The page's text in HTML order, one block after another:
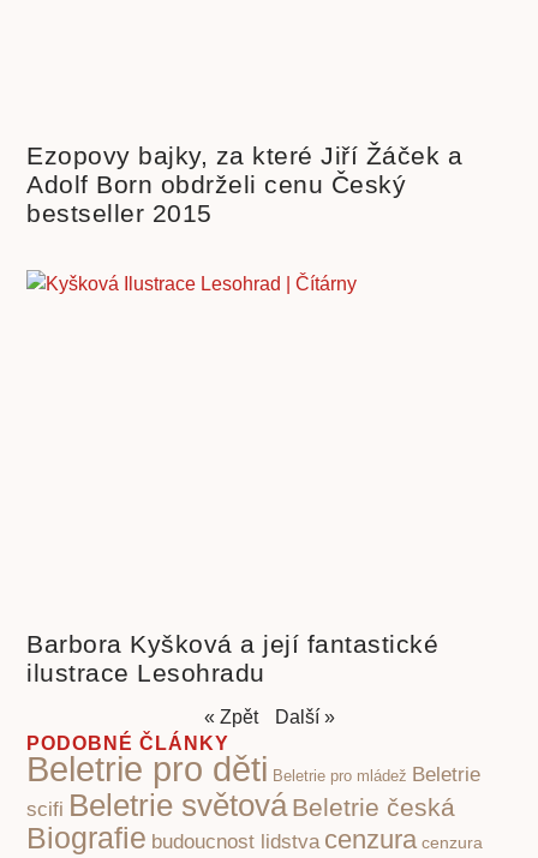
Ezopovy bajky, za které Jiří Žáček a
Adolf Born obdrželi cenu Český
bestseller 2015
Barbora Kyšková a její fantastické
ilustrace Lesohradu
« Zpět
Další »
PODOBNÉ ČLÁNKY
Beletrie pro děti Beletrie pro mládež Beletrie
scifi Beletrie světováBeletrie česká
Biografie budoucnost lidstva cenzura cenzura